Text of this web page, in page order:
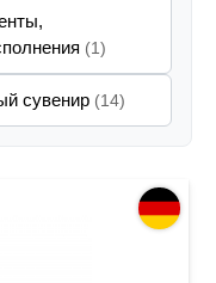
(1)
сувенир (14)